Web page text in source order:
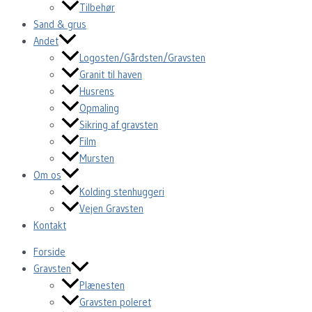
Tilbehør
Sand & grus
Andet
Logosten/Gårdsten/Gravsten
Granit til haven
Husrens
Opmaling
Sikring af gravsten
Film
Mursten
Om os
Kolding stenhuggeri
Vejen Gravsten
Kontakt
Forside
Gravsten
Plænesten
Gravsten poleret